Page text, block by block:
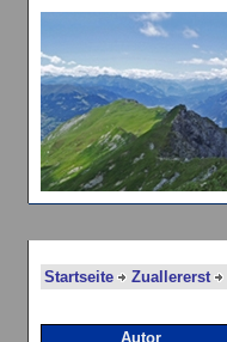
Startseite Zuallererst
Autor